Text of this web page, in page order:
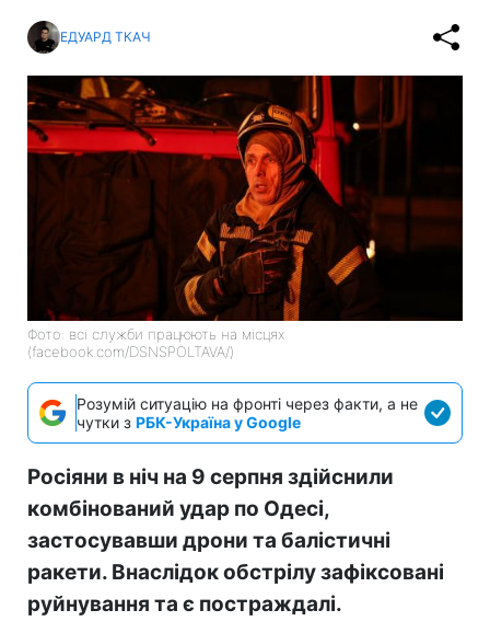
ЕДУАРД ТКАЧ
Фото: всі служби працюють на місцях
(facebook.com/DSNSPOLTAVA/)
Розумій ситуацію на фронті через факти, а не
чутки з РБК-Україна у Google
Росіяни в ніч на 9 серпня здійснили
комбінований удар по Одесі,
застосувавши дрони та балістичні
ракети. Внаслідок обстрілу зафіксовані
руйнування та є постраждалі.